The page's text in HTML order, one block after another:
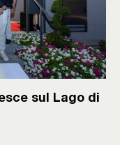
sul Lago di